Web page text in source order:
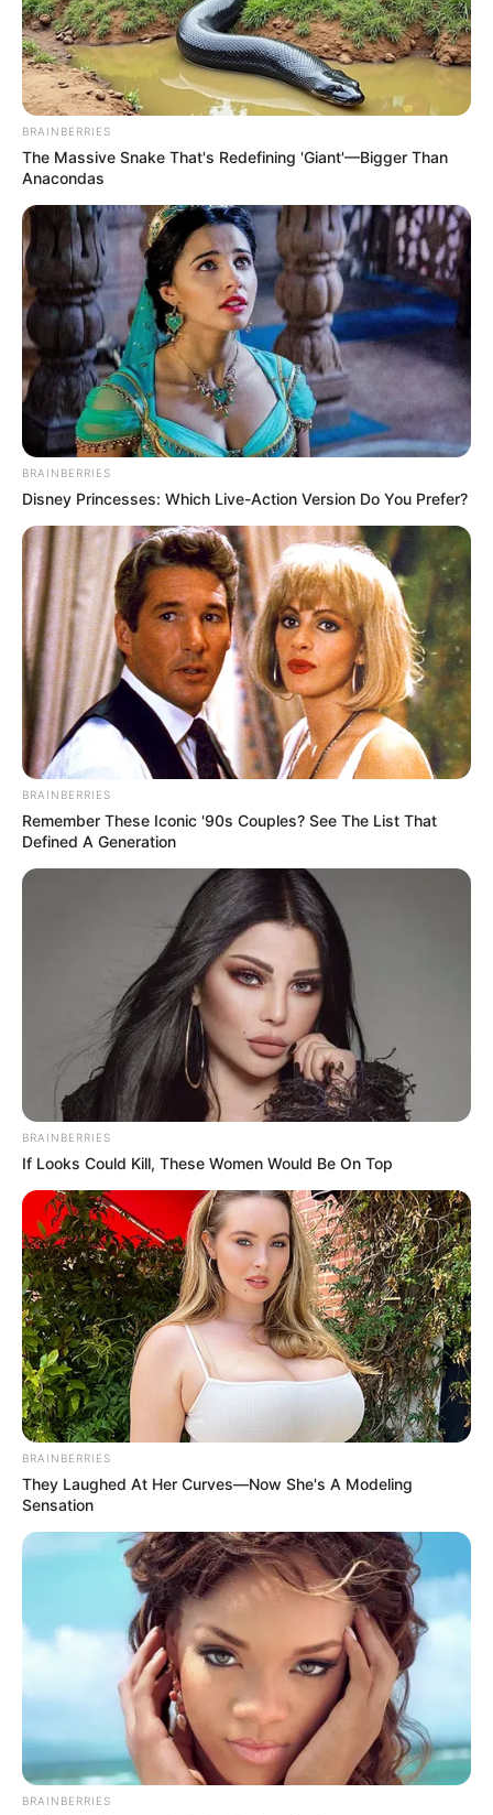
BRAINBERRIES
The Massive Snake That's Redefining 'Giant'—Bigger Than
Anacondas
BRAINBERRIES
Disney Princesses: Which Live-Action Version Do You Prefer?
BRAINBERRIES
Remember These Iconic '90s Couples? See The List That
Defined A Generation
BRAINBERRIES
If Looks Could Kill, These Women Would Be On Top
BRAINBERRIES
They Laughed At Her Curves—Now She's A Modeling
Sensation
BRAINBERRIES